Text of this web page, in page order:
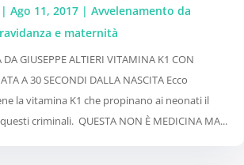
| Ago 11, 2017 | Avvelenamento da
e maternità
DA GIUSEPPE ALTIERI VITAMINA K1 CON
A 30 SECONDI DALLA NASCITA Ecco
la vitamina K1 che propinano ai neonati il
criminali. QUESTA NON È MEDICINA MA...